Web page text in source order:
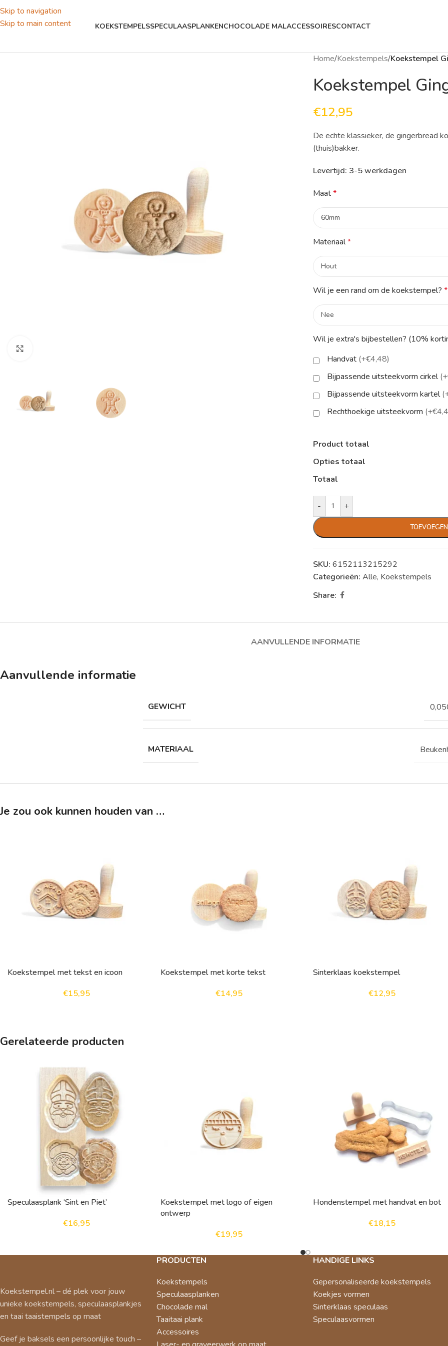
Skip to navigation
Skip to main content
KOEKSTEMPELSSPECULAASPLANKENCHOCOLADE MALACCESSOIRESCONTACT
Home/Koekstempels/Koekstempel
Koekstempel
€12,95
De echte klassieker, de gingerbread
(thuis)bakker.
Levertijd: 3-5 werkdagen
Maat*
Materiaal*
Wil je een rand om de koekstempel? *
Wil je extra's bijbestellen? (10%
Handvat (+€4,48)
Bijpassende uitsteekvorm cirkel
Bijpassende uitsteekvorm kartel
Rechthoekige uitsteekvorm
Product totaal
Opties totaal
Totaal
- +
SKU: 6152113215292
Categorieën: Alle, Koekstempels
Share:
AANVULLENDE INFORMATIE
Aanvullende informatie
GEWICHT
MATERIAAL
Je zou ook kunnen houden van …
Koekstempel met tekst en icoon
€15,95
Koekstempel met korte tekst
€14,95
Sinterklaas koekstempel
€12,95
Gerelateerde producten
Speculaasplank ‘Sint en Piet’
€16,95
Koekstempel met logo of eigen
ontwerp
€19,95
Hondenstempel met handvat en bot
€18,15
Koekstempel.nl – dé plek voor jouw
unieke koekstempels, speculaasplankjes
en taai taaistempels op maat
Geef je baksels een persoonlijke touch –
PRODUCTEN
Koekstempels
Speculaasplanken
Chocolade mal
Taaitaai plank
Accessoires
HANDIGE LINKS
Gepersonaliseerde koekstempels
Koekjes vormen
Sinterklaas speculaas
Speculaasvormen